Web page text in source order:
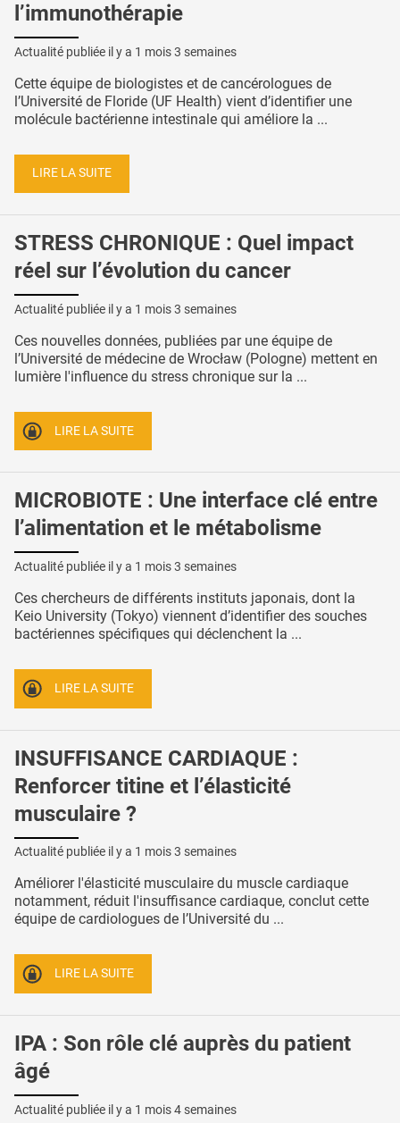
l’immunothérapie
Actualité publiée il y a 1 mois 3 semaines
Cette équipe de biologistes et de cancérologues de
l’Université de Floride (UF Health) vient d’identifier une
molécule bactérienne intestinale qui améliore la ...
LIRE LA SUITE
STRESS CHRONIQUE : Quel impact
réel sur l’évolution du cancer
Actualité publiée il y a 1 mois 3 semaines
Ces nouvelles données, publiées par une équipe de
l’Université de médecine de Wrocław (Pologne) mettent en
lumière l'influence du stress chronique sur la ...
LIRE LA SUITE
MICROBIOTE : Une interface clé entre
l’alimentation et le métabolisme
Actualité publiée il y a 1 mois 3 semaines
Ces chercheurs de différents instituts japonais, dont la
Keio University (Tokyo) viennent d’identifier des souches
bactériennes spécifiques qui déclenchent la ...
LIRE LA SUITE
INSUFFISANCE CARDIAQUE :
Renforcer titine et l’élasticité
musculaire ?
Actualité publiée il y a 1 mois 3 semaines
Améliorer l'élasticité musculaire du muscle cardiaque
notamment, réduit l'insuffisance cardiaque, conclut cette
équipe de cardiologues de l’Université du ...
LIRE LA SUITE
IPA : Son rôle clé auprès du patient
âgé
Actualité publiée il y a 1 mois 4 semaines